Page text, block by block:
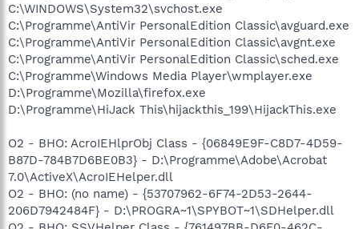
C:\WINDOWS\System32\svchost.exe
C:\Programme\AntiVir PersonalEdition Classic\avguard.exe
C:\Programme\AntiVir PersonalEdition Classic\avgnt.exe
C:\Programme\AntiVir PersonalEdition Classic\sched.exe
C:\Programme\Windows Media Player\wmplayer.exe
D:\Programme\Mozilla\firefox.exe
D:\Programme\HiJack This\hijackthis_199\HijackThis.exe
O2 - BHO: AcroIEHlprObj Class - {06849E9F-C8D7-4D59-
B87D-784B7D6BE0B3} - D:\Programme\Adobe\Acrobat
7.0\ActiveX\AcroIEHelper.dll
O2 - BHO: (no name) - {53707962-6F74-2D53-2644-
206D7942484F} - D:\PROGRA~1\SPYBOT~1\SDHelper.dll